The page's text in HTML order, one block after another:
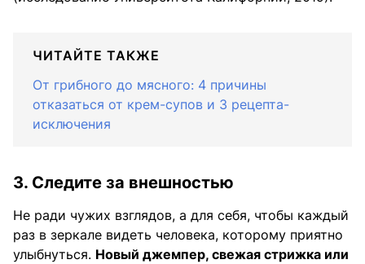
ЧИТАЙТЕ ТАКЖЕ
От грибного до мясного: 4 причины
отказаться от крем-супов и 3 рецепта-
исключения
3. Следите за внешностью
Не ради чужих взглядов, а для себя, чтобы каждый
раз в зеркале видеть человека, которому приятно
улыбнуться. Новый джемпер, свежая стрижка или